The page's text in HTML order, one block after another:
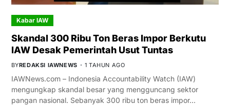
Kabar IAW
Skandal 300 Ribu Ton Beras Impor Berkutu
IAW Desak Pemerintah Usut Tuntas
BYREDAKSI IAWNEWS 1 TAHUN AGO
IAWNews.com – Indonesia Accountability Watch (IAW)
mengungkap skandal besar yang mengguncang sektor
pangan nasional. Sebanyak 300 ribu ton beras impor…